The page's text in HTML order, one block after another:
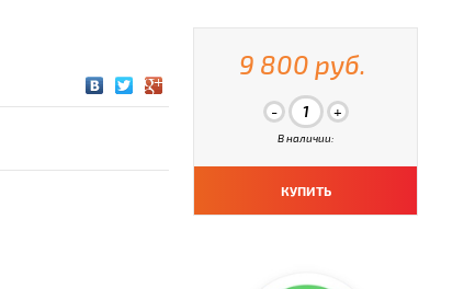
9 800 руб.
В наличии:
КУПИТЬ